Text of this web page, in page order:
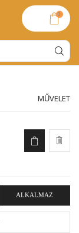
0
MŰVELET
ALKALMAZ